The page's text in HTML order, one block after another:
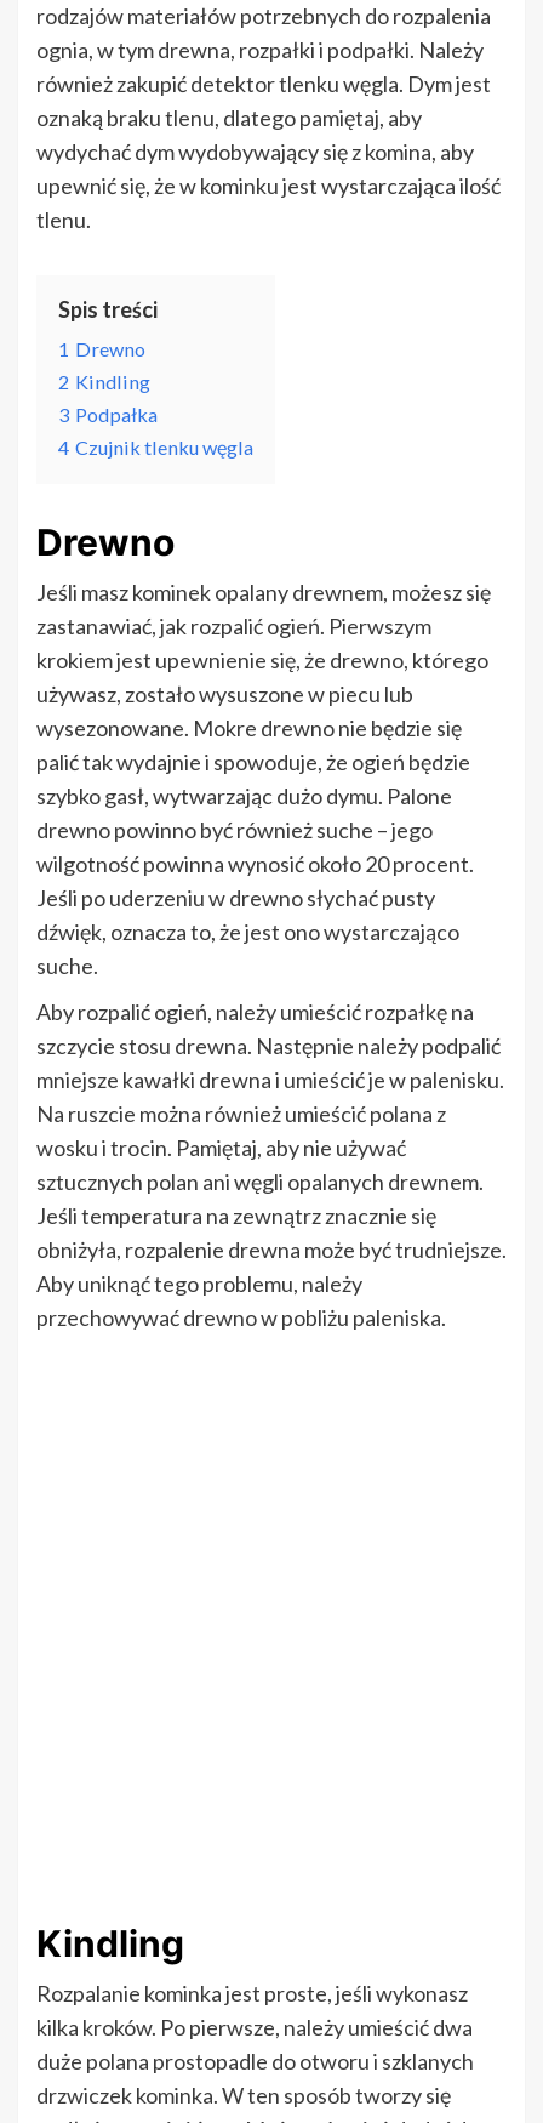
rodzajów materiałów potrzebnych do rozpalenia
ognia, w tym drewna, rozpałki i podpałki. Należy
również zakupić detektor tlenku węgla. Dym jest
oznaką braku tlenu, dlatego pamiętaj, aby
wydychać dym wydobywający się z komina, aby
upewnić się, że w kominku jest wystarczająca ilość
tlenu.
Spis treści
1 Drewno
2 Kindling
3 Podpałka
4 Czujnik tlenku węgla
Drewno
Jeśli masz kominek opalany drewnem, możesz się
zastanawiać, jak rozpalić ogień. Pierwszym
krokiem jest upewnienie się, że drewno, którego
używasz, zostało wysuszone w piecu lub
wysezonowane. Mokre drewno nie będzie się
palić tak wydajnie i spowoduje, że ogień będzie
szybko gasł, wytwarzając dużo dymu. Palone
drewno powinno być również suche – jego
wilgotność powinna wynosić około 20 procent.
Jeśli po uderzeniu w drewno słychać pusty
dźwięk, oznacza to, że jest ono wystarczająco
suche.
Aby rozpalić ogień, należy umieścić rozpałkę na
szczycie stosu drewna. Następnie należy podpalić
mniejsze kawałki drewna i umieścić je w palenisku.
Na ruszcie można również umieścić polana z
wosku i trocin. Pamiętaj, aby nie używać
sztucznych polan ani węgli opalanych drewnem.
Jeśli temperatura na zewnątrz znacznie się
obniżyła, rozpalenie drewna może być trudniejsze.
Aby uniknąć tego problemu, należy
przechowywać drewno w pobliżu paleniska.
Kindling
Rozpalanie kominka jest proste, jeśli wykonasz
kilka kroków. Po pierwsze, należy umieścić dwa
duże polana prostopadle do otworu i szklanych
drzwiczek kominka. W ten sposób tworzy się